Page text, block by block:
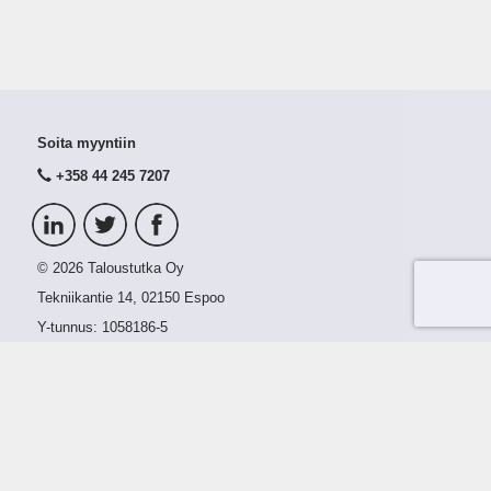
Soita myyntiin
+358 44 245 7207
© 2026 Taloustutka Oy
Tekniikantie 14, 02150 Espoo
Y-tunnus: 1058186-5